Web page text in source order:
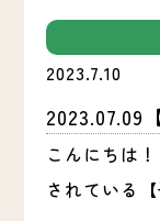
2023.7.10
2023.07.09
こんにちは
されている